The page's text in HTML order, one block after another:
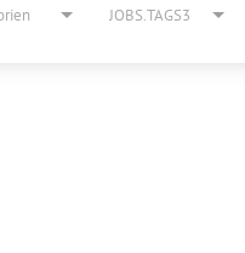
JOBS.TAGS3